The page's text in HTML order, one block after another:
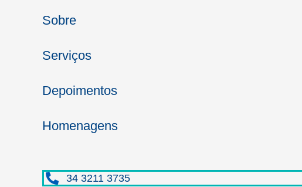
Sobre
Serviços
Depoimentos
Homenagens
34 3211 3735